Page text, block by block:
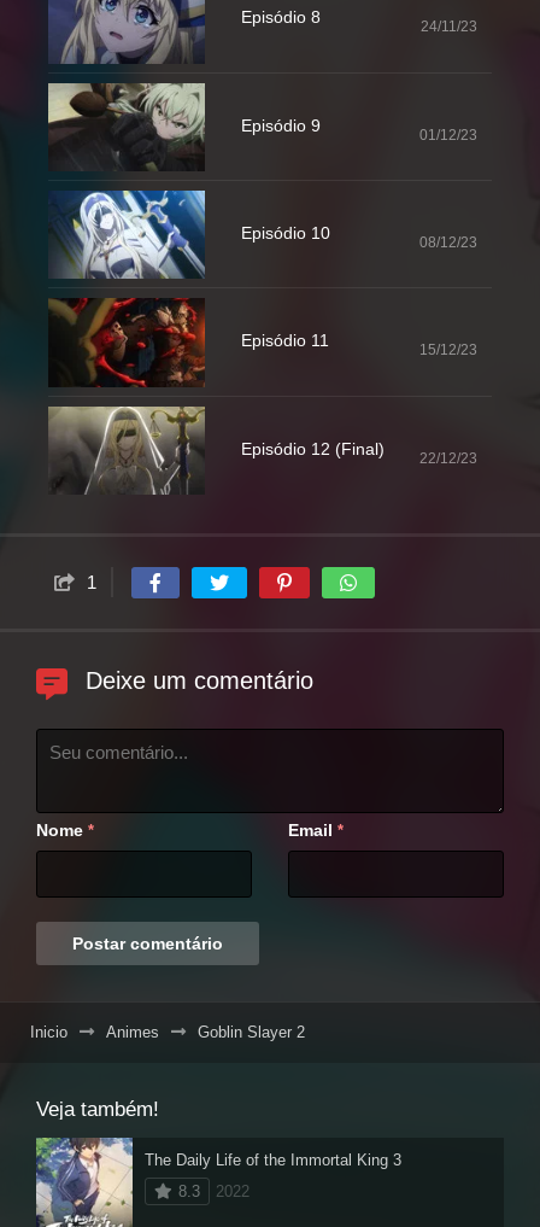
Episódio 8 24/11/23
Episódio 9 01/12/23
Episódio 10 08/12/23
Episódio 11 15/12/23
Episódio 12 (Final) 22/12/23
1
Deixe um comentário
Nome * Email *
Inicio Animes Goblin Slayer 2
Veja também!
The Daily Life of the Immortal King 3
8.3
2022